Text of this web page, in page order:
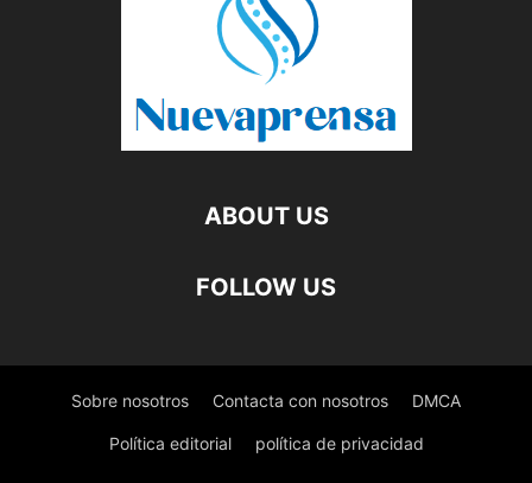
ABOUT US
FOLLOW US
Sobre nosotros Contacta con nosotros DMCA
Política editorial política de privacidad